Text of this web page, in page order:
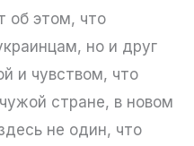
об этом, что
но и друг
и чувством, что
стране, в новом
не один, что